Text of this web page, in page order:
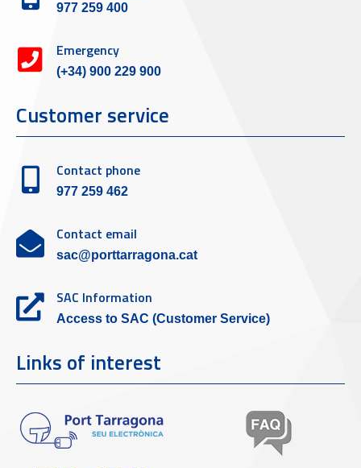
977 259 400
Emergency
(+34) 900 229 900
Customer service
Contact phone
977 259 462
Contact email
sac@porttarragona.cat
SAC Information
Access to SAC (Customer Service)
Links of interest